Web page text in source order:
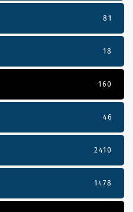
81
18
160
46
2410
1478